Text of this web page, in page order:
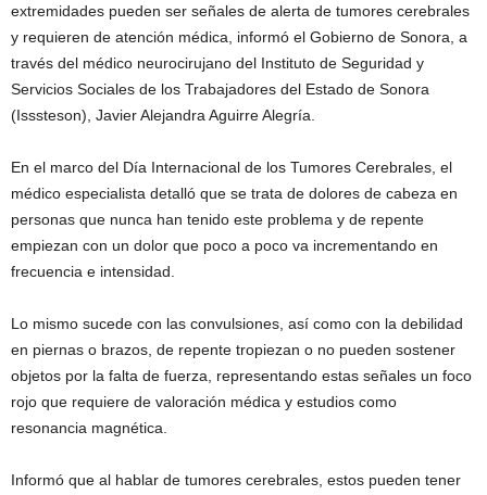
extremidades pueden ser señales de alerta de tumores cerebrales
y requieren de atención médica, informó el Gobierno de Sonora, a
través del médico neurocirujano del Instituto de Seguridad y
Servicios Sociales de los Trabajadores del Estado de Sonora
(Isssteson), Javier Alejandra Aguirre Alegría.
En el marco del Día Internacional de los Tumores Cerebrales, el
médico especialista detalló que se trata de dolores de cabeza en
personas que nunca han tenido este problema y de repente
empiezan con un dolor que poco a poco va incrementando en
frecuencia e intensidad.
Lo mismo sucede con las convulsiones, así como con la debilidad
en piernas o brazos, de repente tropiezan o no pueden sostener
objetos por la falta de fuerza, representando estas señales un foco
rojo que requiere de valoración médica y estudios como
resonancia magnética.
Informó que al hablar de tumores cerebrales, estos pueden tener